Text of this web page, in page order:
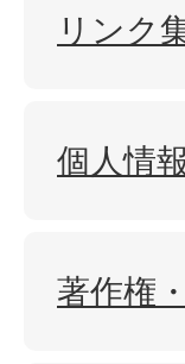
リンク
個人情
著作権